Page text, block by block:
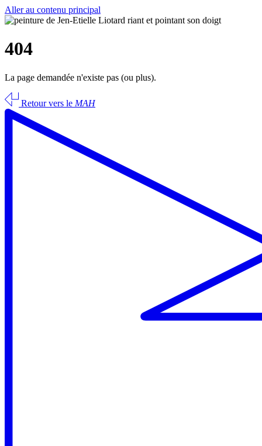
Aller au contenu principal
404
La page demandée n'existe pas (ou plus).
Retour vers le MAH